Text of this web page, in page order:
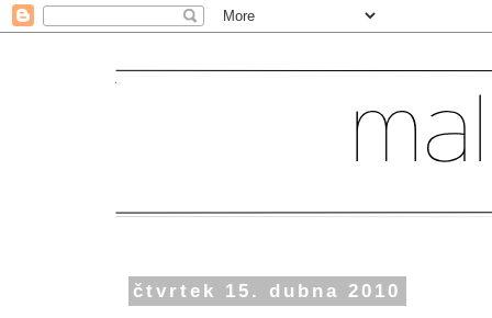
čtvrtek 15. dubna 2010